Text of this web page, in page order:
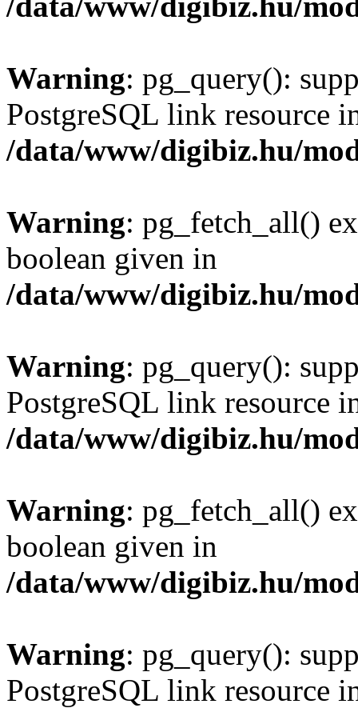
Warning: pg_query():
PostgreSQL link resource
/data/www/digibiz.hu/
Warning: pg_fetch_all()
boolean given in
/data/www/digibiz.hu/
Warning: pg_query():
PostgreSQL link resource
/data/www/digibiz.hu/
Warning: pg_fetch_all()
boolean given in
/data/www/digibiz.hu/
Warning: pg_query():
PostgreSQL link resource